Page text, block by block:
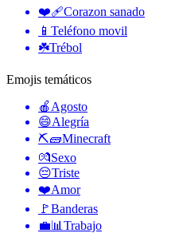
❤️‍🩹Corazon sanado
📱 Teléfono movil
☘️Trébol
Emojis temáticos
🍎 Agosto
😄Alegría
⛏🧱Minecraft
💏Sexo
😔Triste
❤️Amor
🚩Banderas
💼📊 Trabajo